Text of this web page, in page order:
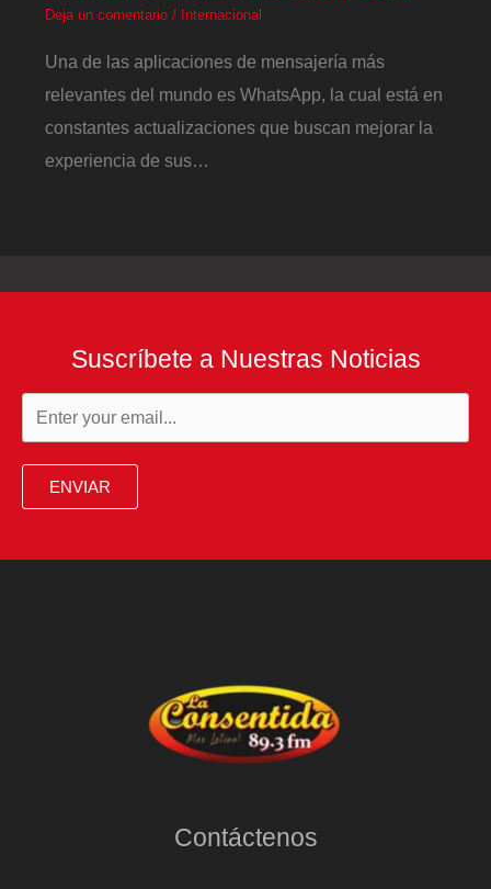
Deja un comentario / Internacional
Una de las aplicaciones de mensajería más
relevantes del mundo es WhatsApp, la cual está en
constantes actualizaciones que buscan mejorar la
experiencia de sus…
Suscríbete a Nuestras Noticias
ENVIAR
Contáctenos